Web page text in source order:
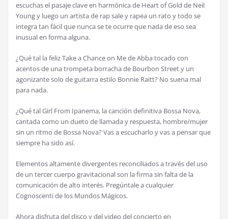
escuchas el pasaje clave en harmónica de Heart of Gold de Neil
Young y luego un artista de rap sale y rapea un rato y todo se
integra tan fácil que nunca se te ocurre que nada de eso sea
inusual en forma alguna.
¿Quétal la feliz Take a Chance on Me de Abba tocado con
acentos de una trompeta borracha de Bourbon Street y un
agonizante solo de guitarra estilo Bonnie Raitt? No suena mal
para nada.
¿Quétal Girl From Ipanema, la canción definitiva Bossa Nova,
cantada como un dueto de llamada y respuesta, hombre/mujer
sin un ritmo de Bossa Nova? Vas a escucharlo y vas a pensar que
siempre ha sido así.
Elementos altamente divergentes reconciliados a través del uso
de un tercer cuerpo gravitacional son la firma sin falta de la
comunicación de alto interés. Pregúntale a cualquier
Cognoscenti de los Mundos Mágicos.
Ahora disfruta del disco y del video del concierto en